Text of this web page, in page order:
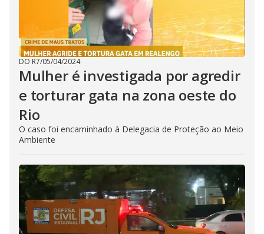
DO R7/05/04/2024
Mulher é investigada por agredir
e torturar gata na zona oeste do
Rio
O caso foi encaminhado à Delegacia de Proteção ao Meio
Ambiente